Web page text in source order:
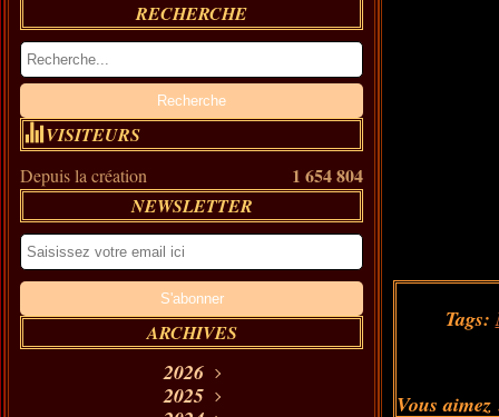
RECHERCHE
VISITEURS
Depuis la création 1 654 804
NEWSLETTER
ARCHIVES
2026
Août(11)
2025
Tags:
Vous aimez